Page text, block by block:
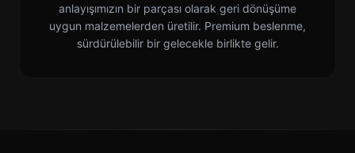
anlayışımızın bir parçası olarak geri dönüşüme
uygun malzemelerden üretilir. Premium beslenme,
sürdürülebilir bir gelecekle birlikte gelir.